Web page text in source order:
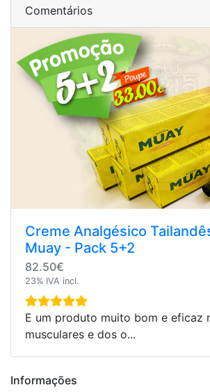
Comentários
Creme Analgésico
Muay - Pack 5+2
82.50€
23% IVA incl.
E um produto muito bom e eficaz
musculares e dos o...
Informações